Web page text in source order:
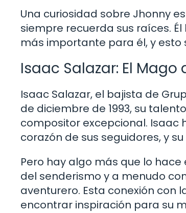
Una curiosidad sobre Jhonny
siempre recuerda sus raíces.
más importante para él, y esto
Isaac Salazar: El Mago
Isaac Salazar, el bajista de
de diciembre de 1993, su
compositor excepcional. Isaac
corazón de sus seguidores, y
Pero hay algo más que lo
del senderismo y a menudo
aventurero. Esta conexión con
encontrar inspiración para su